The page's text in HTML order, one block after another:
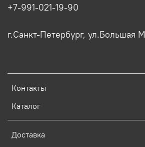
Контакты
Каталог
Доставка
+7-991-021-19-90
г.Санкт-Петербург, ул.Большая